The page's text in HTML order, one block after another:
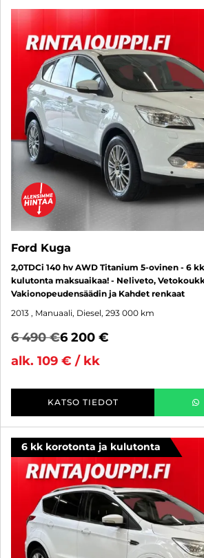
Ford Kuga
2,0TDCi 140 hv AWD Titanium 5-ovinen - 6
kulutonta maksuaikaa! - Neliveto,
Vakionopeudensäädin ja Kahdet renkaat
2013 , Manuaali, Diesel, 293 000 km
6 490 €6 200 €
alk. 109 € / kk
KATSO TIEDOT
6 kk korotonta ja kulutonta